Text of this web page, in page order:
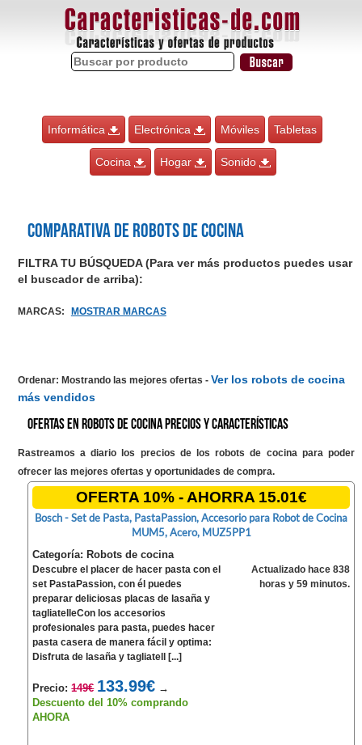
Informática Electrónica Móviles Tabletas
Cocina Hogar Sonido
Comparativa de Robots de cocina
FILTRA TU BÚSQUEDA (Para ver más productos puedes usar
el buscador de arriba):
MARCAS: MOSTRAR MARCAS
Ordenar: Mostrando las mejores ofertas - Ver los robots de cocina
más vendidos
Ofertas en Robots de cocina precios y características
Rastreamos a diario los precios de los robots de cocina para poder
ofrecer las mejores ofertas y oportunidades de compra.
OFERTA 10% - AHORRA 15.01€
Bosch - Set de Pasta, PastaPassion, Accesorio para Robot de Cocina
MUM5, Acero, MUZ5PP1
Categoría: Robots de cocina
Descubre el placer de hacer pasta con el
set PastaPassion, con él puedes
preparar deliciosas placas de lasaña y
tagliatelleCon los accesorios
profesionales para pasta, puedes hacer
pasta casera de manera fácil y optima:
Disfruta de lasaña y tagliatell [...]
Precio:149€ 133.99€ →
Descuento del 10% comprando
AHORA
Actualizado hace 838
horas y 59 minutos.